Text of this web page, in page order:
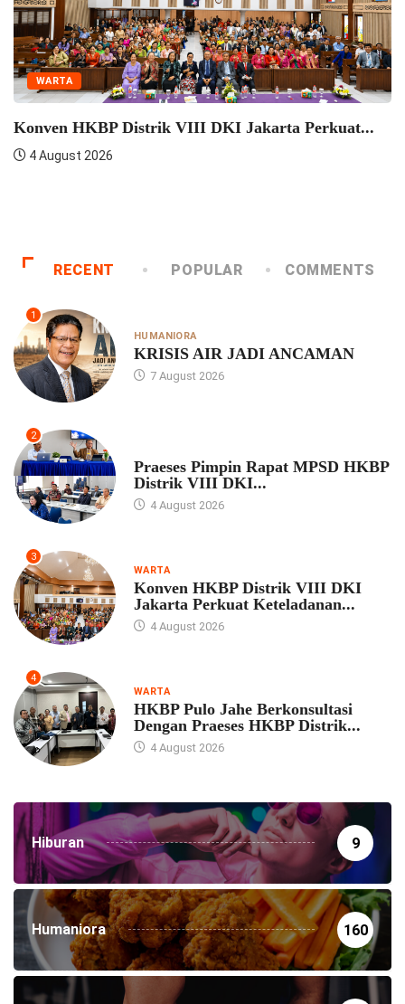
WARTA
RECENT POPULAR COMMENTS
1
HUMANIORA
KRISIS AIR JADI ANCAMAN
7 August 2026
2
Praeses Pimpin Rapat MPSD HKBP
Distrik VIII DKI...
4 August 2026
3
WARTA
Konven HKBP Distrik VIII DKI
Jakarta Perkuat Keteladanan...
4 August 2026
4
WARTA
HKBP Pulo Jahe Berkonsultasi
Dengan Praeses HKBP Distrik...
4 August 2026
Hiburan 9
Humaniora 160